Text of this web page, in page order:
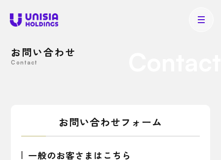
お問い合わせ
Contact
お問い合わせフォーム
一般のお客さまはこちら